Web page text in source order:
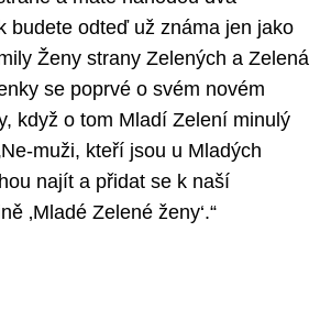
budete odteď už známa jen jako
Ženy strany Zelených a Zelená
se poprvé o svém novém
když o tom Mladí Zelení minulý
muži, kteří jsou u Mladých
najít a přidat se k naší
‚Mladé Zelené ženy‘.“